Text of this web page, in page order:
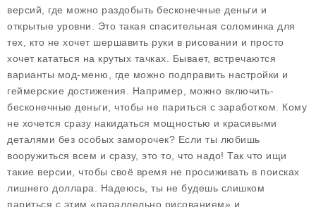
версий, где можно раздобыть бесконечные деньги и
открытые уровни. Это такая спасительная соломинка для
тех, кто не хочет шершавить руки в рисовании и просто
хочет кататься на крутых тачках. Бывает, встречаются
варианты мод-меню, где можно подправить настройки и
геймерские достижения. Например, можно включить-
бесконечные деньги, чтобы не париться с заработком. Кому
не хочется сразу накидаться мощностью и красивыми
деталями без особых заморочек? Если ты любишь
вооружиться всем и сразу, это то, что надо! Так что ищи
такие версии, чтобы своё время не просиживать в поисках
лишнего доллара. Надеюсь, ты не будешь слишком
париться с этим «параллельно рисованием» и